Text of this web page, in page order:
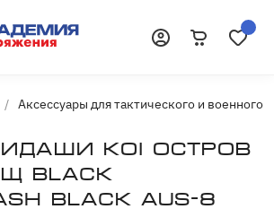
/ Аксессуары для тактического и военного
KOI Остров
Black
Black AUS-8